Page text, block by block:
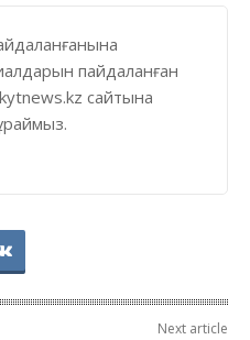
пайдаланған
сайтына
Next article